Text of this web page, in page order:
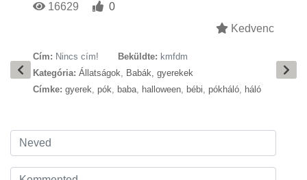
16629
0
Kedvenc
Cím: Nincs cím! Beküldte: kmfdm
Kategória: Állatságok, Babák, gyerekek
Címke: gyerek, pók, baba, halloween, bébi, pókháló, háló